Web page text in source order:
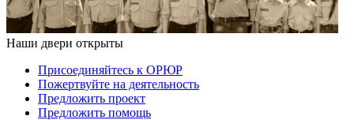
Наши двери открыты
Присоединяйтесь к ОРЮР
Пожертвуйте на деятельность
Предложить проект
Предложить помощь